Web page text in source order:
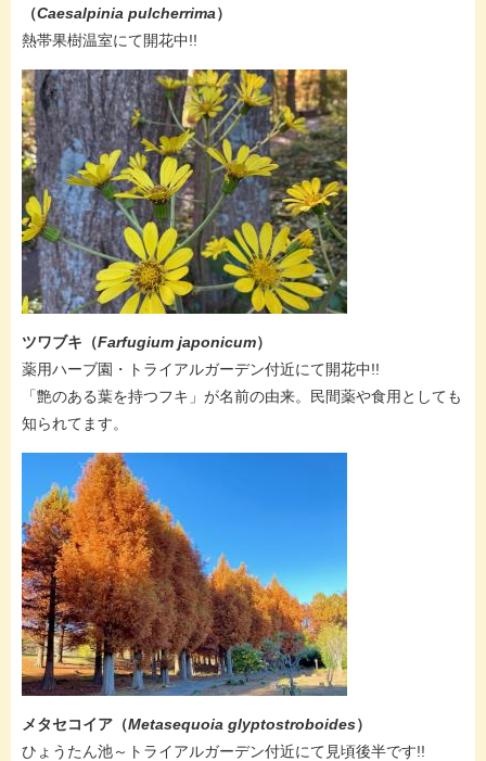
（Caesalpinia pulcherrima）
​熱帯果樹温室にて開花中!!
ツワブキ（Farfugium japonicum）
薬用ハーブ園・トライアルガーデン付近にて開花中!!
「艶のある葉を持つフキ」が名前の由来。民間薬や食用としても
知られてます。
メタセコイア（Metasequoia glyptostroboides）
ひょうたん池～トライアルガーデン付近にて見頃後半です!!